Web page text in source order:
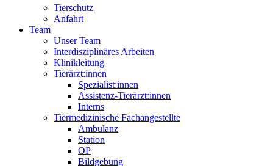
Tierschutz
Anfahrt
Team
Unser Team
Interdisziplinäres Arbeiten
Klinikleitung
Tierärzt:innen
Spezialist:innen
Assistenz-Tierärzt:innen
Interns
Tiermedizinische Fachangestellte
Ambulanz
Station
OP
Bildgebung